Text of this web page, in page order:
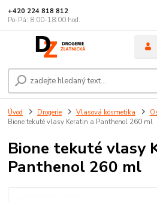
+420 224 818 812
Po-Pá: 8:00-18:00 hod.
Úvod Drogerie Vlasová kosmetika
Bione tekuté vlasy Keratin a Panthenol 260 ml
Bione tekuté vlasy
Panthenol 260 ml